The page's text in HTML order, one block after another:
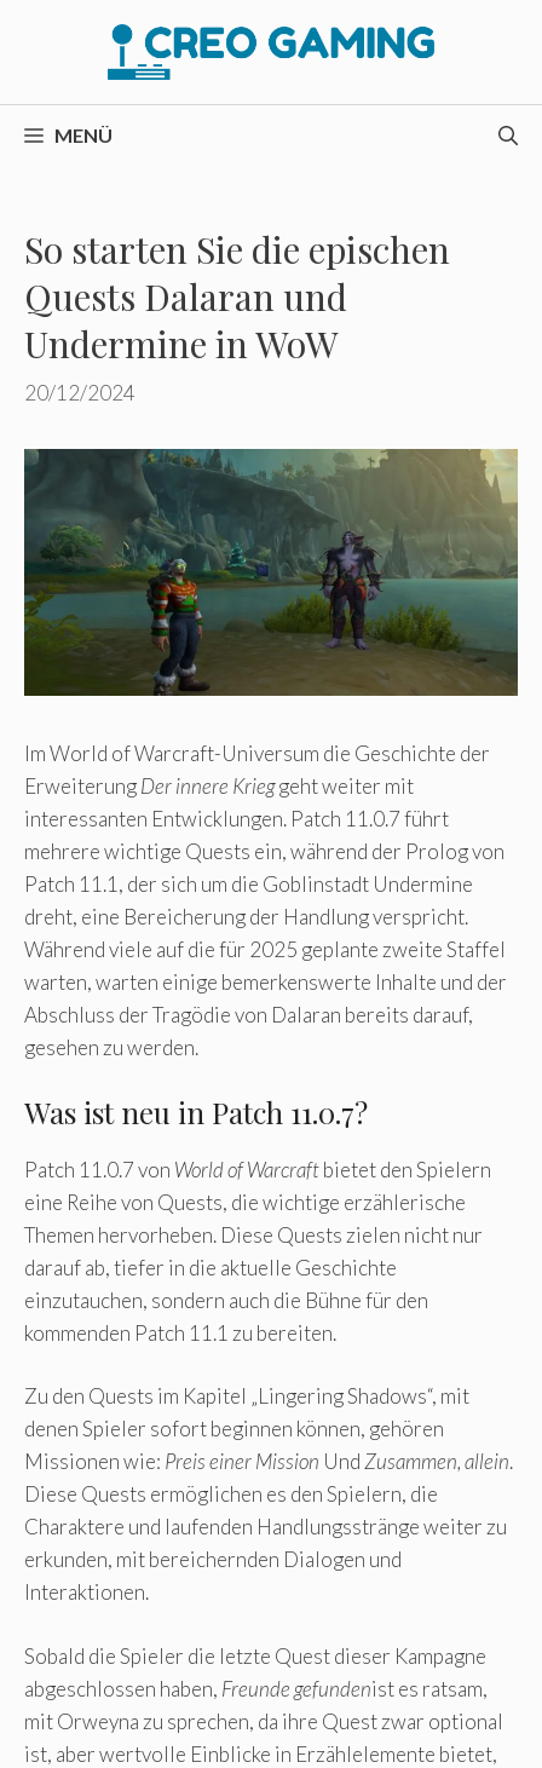
MENÜ
So starten Sie die epischen
Quests Dalaran und
Undermine in WoW
20/12/2024
Im World of Warcraft-Universum die Geschichte der
ErweiterungDer innere Krieggeht weiter mit
interessanten Entwicklungen. Patch 11.0.7 führt
mehrere wichtige Quests ein, während der Prolog von
Patch 11.1, der sich um die Goblinstadt Undermine
dreht, eine Bereicherung der Handlung verspricht.
Während viele auf die für 2025 geplante zweite Staffel
warten, warten einige bemerkenswerte Inhalte und der
Abschluss der Tragödie von Dalaran bereits darauf,
gesehen zu werden.
Was ist neu in Patch 11.0.7?
Patch 11.0.7 von World of Warcraftbietet den Spielern
eine Reihe von Quests, die wichtige erzählerische
Themen hervorheben. Diese Quests zielen nicht nur
darauf ab, tiefer in die aktuelle Geschichte
einzutauchen, sondern auch die Bühne für den
kommenden Patch 11.1 zu bereiten.
Zu den Quests im Kapitel „Lingering Shadows“, mit
denen Spieler sofort beginnen können, gehören
Missionen wie: Preis einer Mission UndZusammen, allein.
Diese Quests ermöglichen es den Spielern, die
Charaktere und laufenden Handlungsstränge weiter zu
erkunden, mit bereichernden Dialogen und
Interaktionen.
Sobald die Spieler die letzte Quest dieser Kampagne
abgeschlossen haben, Freunde gefundenist es ratsam,
mit Orweyna zu sprechen, da ihre Quest zwar optional
ist, aber wertvolle Einblicke in Erzählelemente bietet,